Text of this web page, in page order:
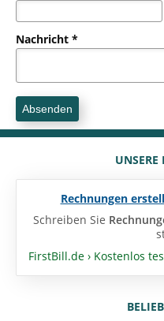
Nachricht *
UNSERE
Rechnungen
Schreiben Sie
FirstBill.de › Kostenlos